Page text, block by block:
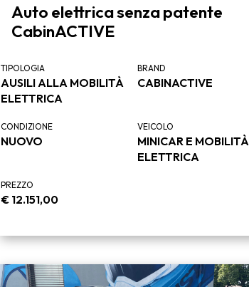
Auto elettrica senza patente
CabinACTIVE
TIPOLOGIA
AUSILI ALLA MOBILITÀ
ELETTRICA
BRAND
CABINACTIVE
CONDIZIONE
NUOVO
VEICOLO
MINICAR E MOBILITÀ
ELETTRICA
PREZZO
€12.151,00